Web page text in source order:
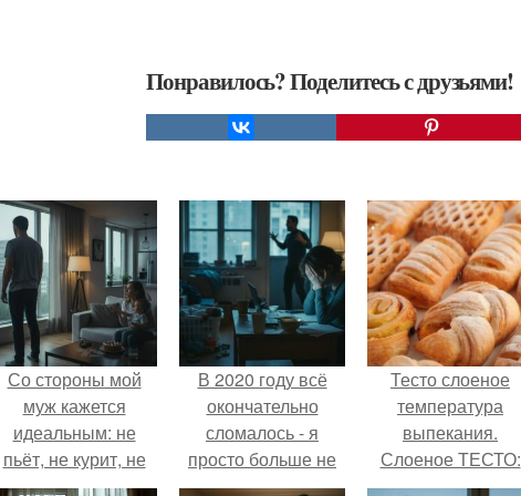
Понравилось? Поделитесь с друзьями!
Со стороны мой
муж кажется
идеальным: не
пьёт, не курит, не
даёт поводов для
В 2020 году всё
окончательно
сломалось - я
просто больше не
тянула всё одна.
Тесто слоеное
температура
выпекания.
Слоеное ТЕСТО:
ТОП-10 секретов